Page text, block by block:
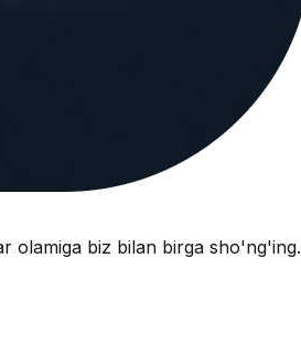
olamiga biz bilan birga sho'ng'ing.